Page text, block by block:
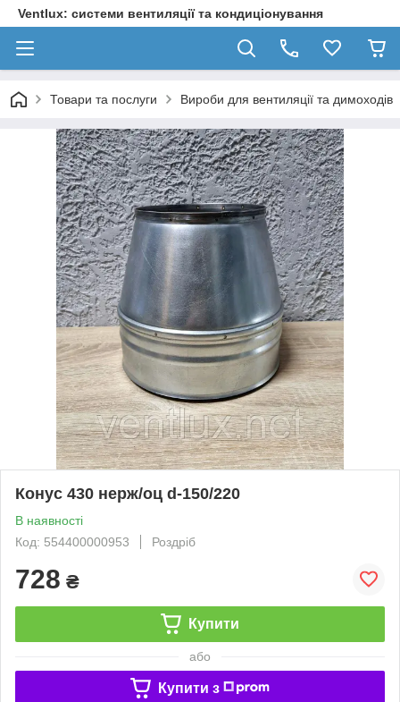
Ventlux: системи вентиляції та кондиціонування
Товари та послуги Вироби для вентиляції та димоходів
Конус 430 нерж/оц d-150/220
В наявності
Код: 554400000953
Роздріб
728 ₴
Купити
або
Купити з